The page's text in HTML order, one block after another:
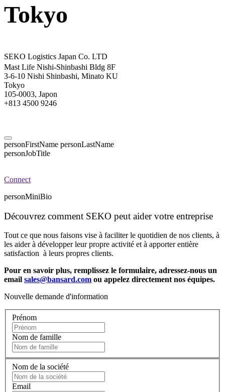
Tokyo
SEKO Logistics Japan Co. LTD
Mast Life Nishi-Shinbashi Bldg 8F
3-6-10 Nishi Shinbashi, Minato KU
Tokyo
105-0003, Japon
+813 4500 9246
personFirstName personLastName
personJobTitle
Connect
personMiniBio
Découvrez comment SEKO peut aider votre entreprise
Tout ce que nous faisons vise à faciliter le quotidien de nos clients, à
les aider à développer leur propre activité et à apporter entière
satisfaction à leurs propres clients.
Pour en savoir plus, remplissez le formulaire, adressez-nous un
email sales@bansard.com ou appelez directement nos équipes.
Nouvelle demande d'information
Prénom
Nom de famille
Nom de la société
Email